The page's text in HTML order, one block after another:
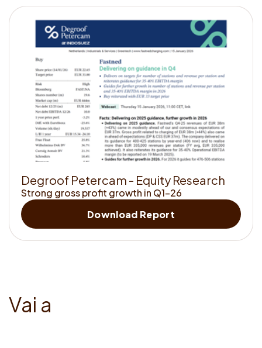
Degroof Petercam - Equity Research
Strong gross profit growth in Q1-26
Download Report
Vai a